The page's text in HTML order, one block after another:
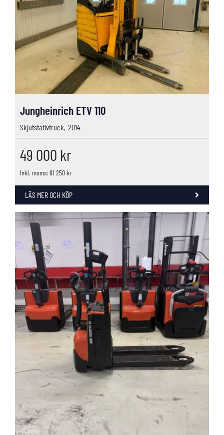
Jungheinrich ETV 110
Skjutstativtruck, 2014
49 000 kr
Inkl. moms: 61 250 kr
LÄS MER OCH KÖP